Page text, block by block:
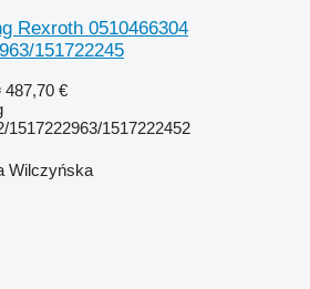
Rexroth 0510466304
151722245
487,70 €
1517222963/1517222452
Wilczyńska